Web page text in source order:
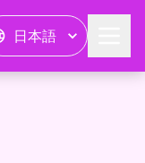
日本語